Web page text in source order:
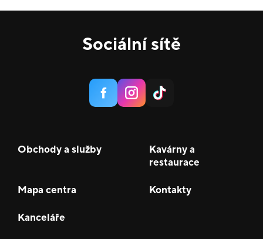
Sociální sítě
Obchody a služby
Kavárny a
restaurace
Mapa centra Kontakty
Kanceláře